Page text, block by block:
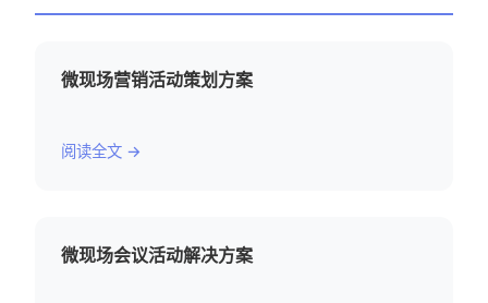
微现场营销活动策划方案
阅读全文 →
微现场会议活动解决方案